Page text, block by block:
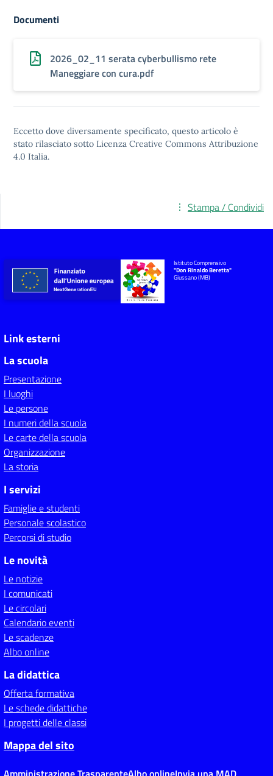
Documenti
2026_02_11 serata cyberbullismo rete
Maneggiare con cura.pdf
Eccetto dove diversamente specificato, questo articolo è
stato rilasciato sotto Licenza Creative Commons Attribuzione
4.0 Italia.
Stampa / Condividi
Istituto Comprensivo
"Don Rinaldo Beretta"
Giussano (MB)
Link esterni
La scuola
Presentazione
I luoghi
Le persone
I numeri della scuola
Le carte della scuola
Organizzazione
La storia
I servizi
Famiglie e studenti
Personale scolastico
Percorsi di studio
Le novità
Le notizie
I comunicati
Le circolari
Calendario eventi
Le scadenze
Albo online
La didattica
Offerta formativa
Le schede didattiche
I progetti delle classi
Mappa del sito